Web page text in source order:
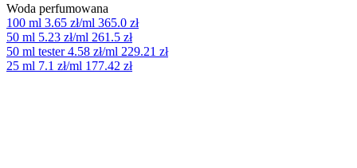
Woda perfumowana
100 ml 3.65 zł/ml 365.0 zł
50 ml 5.23 zł/ml 261.5 zł
50 ml tester 4.58 zł/ml 229.21 zł
25 ml 7.1 zł/ml 177.42 zł